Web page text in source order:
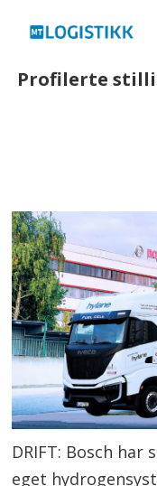
Profilerte
DRIFT: Bosch
eget